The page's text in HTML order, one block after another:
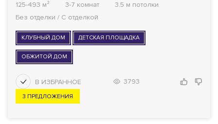
125-493 м² 3-7 комнат
3.5 м потолки
Без отделки / С отделкой
КЛУБНЫЙ ДОМ ДЕТСКАЯ ПЛОЩАДКА
ОБЖИТОЙ ДОМ
3793
3 ПРЕДЛОЖЕНИЯ